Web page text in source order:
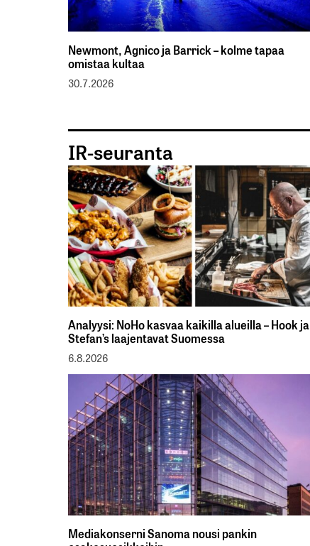
Newmont, Agnico ja Barrick – kolme tapaa
omistaa kultaa
30.7.2026
IR-seuranta
Analyysi: NoHo kasvaa kaikilla alueilla – Hook ja
Stefan’s laajentavat Suomessa
6.8.2026
Mediakonserni Sanoma nousi pankin